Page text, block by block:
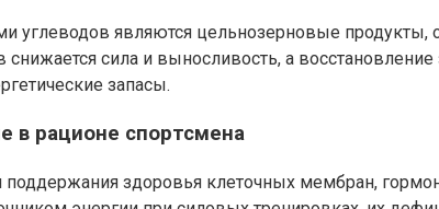
углеводов являются цельнозерновые
снижается сила и выносливость, а
запасы.
в рационе спортсмена
здоровья клеточных мембран,